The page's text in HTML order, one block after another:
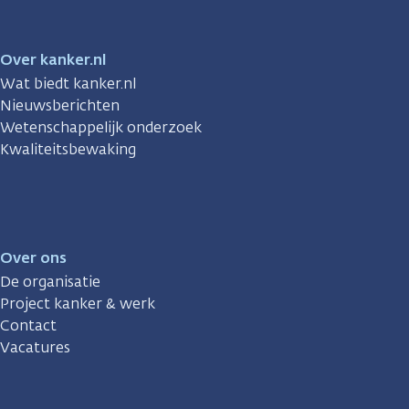
Over kanker.nl
Wat biedt kanker.nl
Nieuwsberichten
Wetenschappelijk onderzoek
Kwaliteitsbewaking
Over ons
De organisatie
Project kanker & werk
Contact
Vacatures